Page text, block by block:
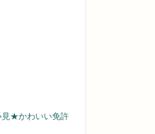
見★かわいい免許